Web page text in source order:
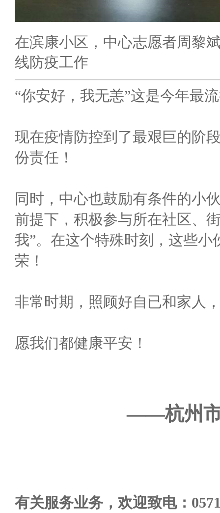
在滨康小区，中心志愿者周黎
线防疫工作
“你安好，我无恙”这是今年最
现在疫情防控到了最艰巨的阶
份责任！
同时，中心也鼓励有条件的小
前提下，积极参与所在社区、
我”。在这个特殊时刻，这些
荣！
非常时期，照顾好自已和家人
愿我们都健康平安！
——杭州市
有关服务业务，欢迎致电：